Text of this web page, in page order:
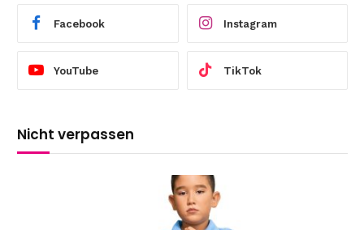
Facebook Instagram
YouTube TikTok
Nicht verpassen